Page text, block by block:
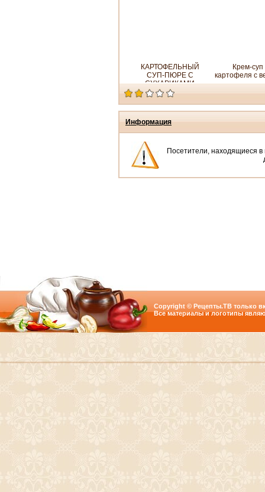
КАРТОФЕЛЬНЫЙ
СУП-ПЮРЕ С
СУХАРИКАМИ
Крем-суп
картофеля с
Информация
Посетители, находящиеся в
Copyright © Рецепты.ТВ только
Все материалы и логотипы